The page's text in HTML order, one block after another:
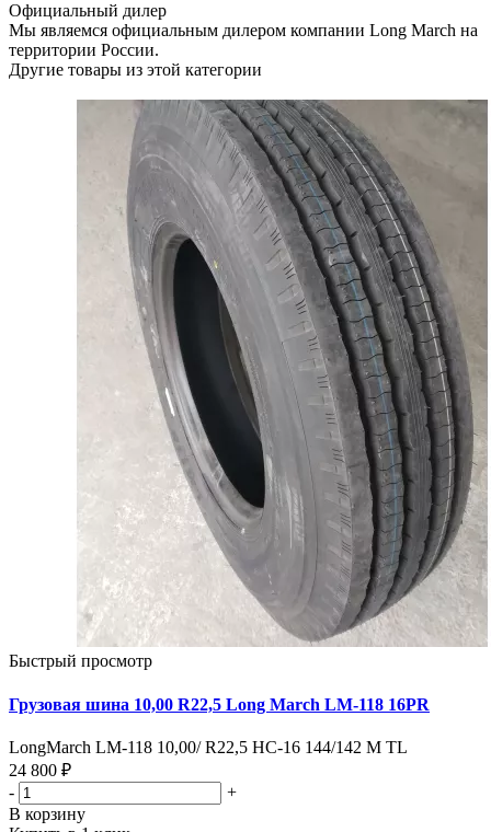
Официальный дилер
Мы являемся официальным дилером компании Long March на
территории России.
Другие товары из этой категории
Быстрый просмотр
Грузовая шина 10,00 R22,5 Long March LM-118 16PR
LongMarch LM-118 10,00/ R22,5 HC-16 144/142 M TL
24 800 ₽
-
+
В корзину